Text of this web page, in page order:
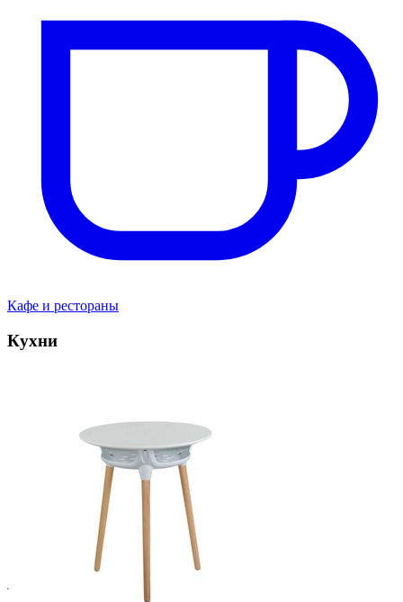
Кафе и рестораны
Кухни